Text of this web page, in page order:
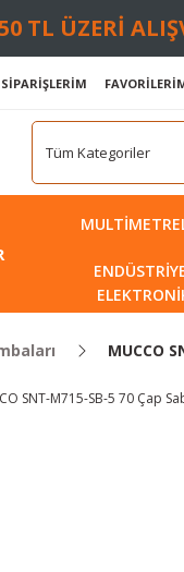
TL ÜZERİ
SİPARİŞLERİM
MUCCO